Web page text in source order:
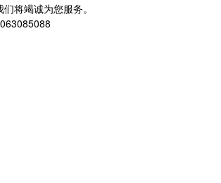
将竭诚为您服务。